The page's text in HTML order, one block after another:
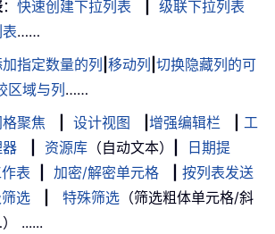
： 快速创建下拉列表
级联下拉列表
……
指定数量的列 移动列 切换隐藏列的可
区域与列 ……
格聚焦 设计视图 增强编辑栏
工
资源库 （自动文本）
日期提
表 加密/解密单元格
按列表发送
选 特殊筛选 （筛选粗体单元格/斜
......